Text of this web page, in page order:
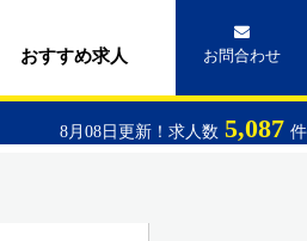
お問合わせ
おすすめ求人
8月08日更新！求人数 5,087 件